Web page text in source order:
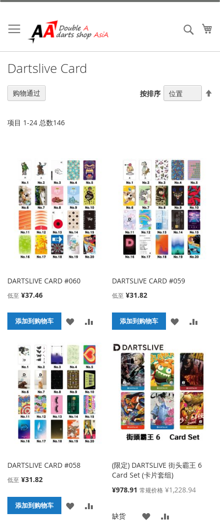
跳
内
容
搜索
Dartslive Card
项目 1-24 总数146
按排序
DARTSLIVE CARD #060
低至 ¥37.46
添加到购物车
添
到
收
藏
夹
并
比
较
DARTSLIVE CARD #059
低至 ¥31.82
添加到购物车
添
到
收
藏
夹
并
比
较
DARTSLIVE CARD #058
低至 ¥31.82
添加到购物车
添
(限定) DARTSLIVE 街头霸王 6
Card Set (卡片套组)
特
格
¥978.91 常规价格 ¥1,228.94
缺货
添
购物通过